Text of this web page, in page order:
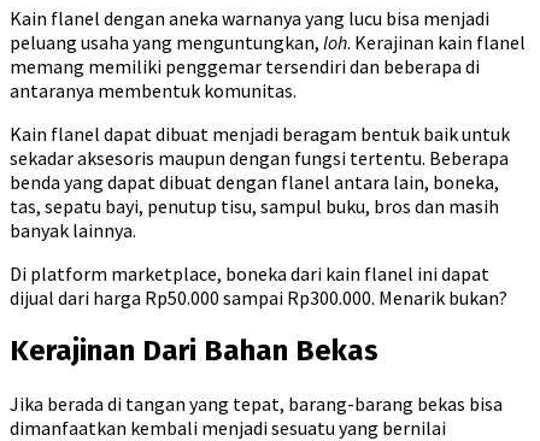
Kain flanel dengan aneka warnanya yang lucu bisa menjadi
peluang usaha yang menguntungkan, loh. Kerajinan kain flanel
memang memiliki penggemar tersendiri dan beberapa di
antaranya membentuk komunitas.
Kain flanel dapat dibuat menjadi beragam bentuk baik untuk
sekadar aksesoris maupun dengan fungsi tertentu. Beberapa
benda yang dapat dibuat dengan flanel antara lain, boneka,
tas, sepatu bayi, penutup tisu, sampul buku, bros dan masih
banyak lainnya.
Di platform marketplace, boneka dari kain flanel ini dapat
dijual dari harga Rp50.000 sampai Rp300.000. Menarik bukan?
Kerajinan Dari Bahan Bekas
Jika berada di tangan yang tepat, barang-barang bekas bisa
dimanfaatkan kembali menjadi sesuatu yang bernilai